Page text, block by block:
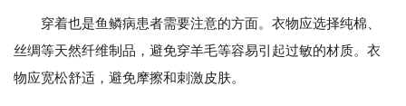
穿着也是鱼鳞病患者需要注意的方面。衣物应选择纯棉、
丝绸等天然纤维制品，避免穿羊毛等容易引起过敏的材质。衣
物应宽松舒适，避免摩擦和刺激皮肤。